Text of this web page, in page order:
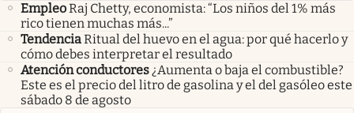
EmpleoRaj Chetty, economista: “Los niños del 1% más
rico tienen muchas más...”
TendenciaRitual del huevo en el agua: por qué hacerlo y
cómo debes interpretar el resultado
Atención conductores¿Aumenta o baja el combustible?
Este es el precio del litro de gasolina y el del gasóleo este
sábado 8 de agosto